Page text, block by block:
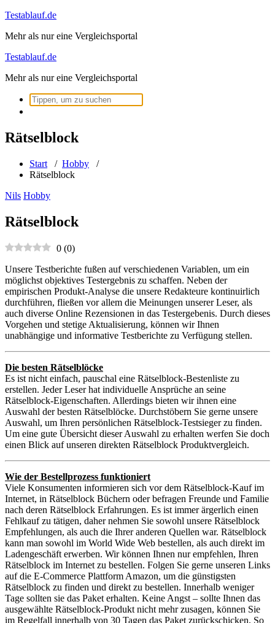
Zum
springen
Testablauf.de
Mehr als nur eine Vergleichsportal
Testablauf.de
Mehr als nur eine Vergleichsportal
Suchen
nach:
Rätselblock
Start / Hobby /
Rätselblock
Nils Hobby
Rätselblock
0 (0)
Unsere Testberichte fußen auf verschiedenen Variablen, um ein
möglichst objektives Testergebnis zu schaffen. Neben der
empirischen Produkt-Analyse die unsere Redakteure kontinuirlich
durchführen, fließen vor allem die Meinungen unserer Leser, als
auch diverse Online Rezensionen in das Testergebenis. Durch dieses
Vorgehen und stetige Aktualisierung, können wir Ihnen
unabhängige und informative Testberichte zu Verfügung stellen.
Die besten Rätselblöcke
Es ist nicht einfach, pauschal eine Rätselblock-Bestenliste zu
erstellen. Jeder Leser hat individuelle Ansprüche an seine
Rätselblock-Eigenschaften. Allerdings bieten wir ihnen eine
Auswahl der besten Rätselblöcke. Durchstöbern Sie gerne unsere
Auswahl, um Ihren persönlichen Rätselblock-Testsieger zu finden.
Um eine gute Übersicht dieser Auswahl zu erhalten werfen Sie doch
einen Blick auf unseren direkten Rätselblock Produktvergleich.
Wie der Bestellprozess funktioniert
Viele Konsumenten informieren sich vor dem Rätselblock-Kauf im
Internet, in Rätselblock Büchern oder befragen Freunde und Familie
nach deren Rätselblock Erfahrungen. Es ist immer ärgerlich einen
Fehlkauf zu tätigen, daher nehmen Sie sowohl unsere Rätselblock
Empfehlungen, als auch die Ihrer anderen Quellen war. Rätselblock
kann man sowohl im World Wide Web bestellen, als auch direkt im
Ladengeschäft erwerben. Wir können Ihnen nur empfehlen, Ihren
Rätselblock im Internet zu bestellen. Folgen Sie gerne unseren Links
auf die E-Commerce Plattform Amazon, um die günstigsten
Rätselblock zu finden und direkt zu bestellen. Innerhalb weniger
Tage sollten sie das Paket erhalten. Keine Angst – sollte Ihnen das
ausgewählte Rätselblock-Produkt nicht mehr zusagen, können Sie
im Regelfall innerhalb von 30 Tagen das Paket zurückschicken. So